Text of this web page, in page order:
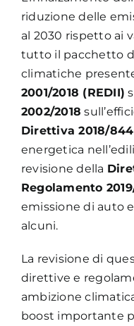
riduzione delle
al 2030 rispetto ai
tutto il pacchetto
climatiche
2001/2018 (REDII)
2002/2018
Direttiva 2018/844
energetica
revisione della
Regolamento
emissione di auto
alcuni.
La revisione di
direttive e
ambizione
boost importante